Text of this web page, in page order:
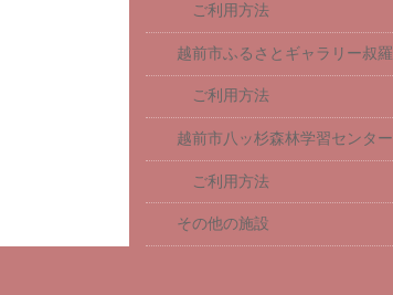
ご利用方法
越前市ふるさとギャラリー叔羅
ご利用方法
越前市八ッ杉森林学習センター
ご利用方法
その他の施設